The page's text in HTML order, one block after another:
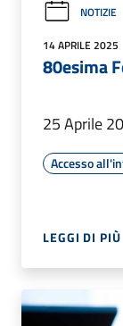
NOTIZIE
14 APRILE 2025
80esima
25 Aprile
Accesso
LEGGI DI PIÙ